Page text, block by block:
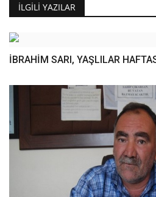
İLGILI YAZILAR
İBRAHİM SARI, YAŞLILAR